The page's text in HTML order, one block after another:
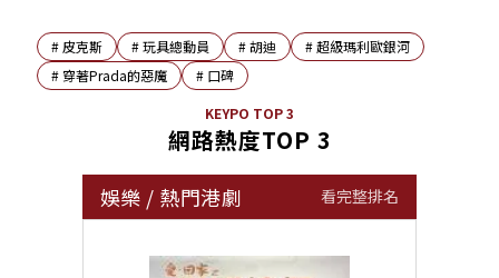
# 皮克斯 #玩具總動員 #胡迪 #超級瑪利歐銀河
# 穿著Prada的惡魔 # 口碑
KEYPO TOP 3
網路熱度TOP 3
娛樂 / 熱門港劇 看完整排名